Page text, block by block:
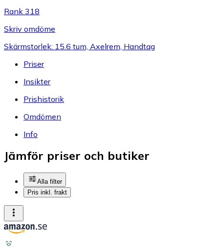
Rank 318
Skriv omdöme
Skärmstorlek: 15.6 tum, Axelrem, Handtag
Priser
Insikter
Prishistorik
Omdömen
Info
Jämför priser och butiker
Alla filter
Pris inkl. frakt